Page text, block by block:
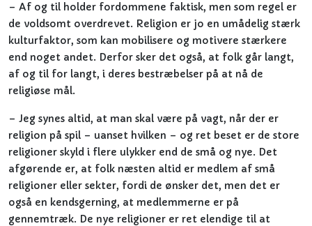
– Af og til holder fordommene faktisk, men som regel er
de voldsomt overdrevet. Religion er jo en umådelig stærk
kulturfaktor, som kan mobilisere og motivere stærkere
end noget andet. Derfor sker det også, at folk går langt,
af og til for langt, i deres bestræbelser på at nå de
religiøse mål.
– Jeg synes altid, at man skal være på vagt, når der er
religion på spil – uanset hvilken – og ret beset er de store
religioner skyld i flere ulykker end de små og nye. Det
afgørende er, at folk næsten altid er medlem af små
religioner eller sekter, fordi de ønsker det, men det er
også en kendsgerning, at medlemmerne er på
gennemtræk. De nye religioner er ret elendige til at